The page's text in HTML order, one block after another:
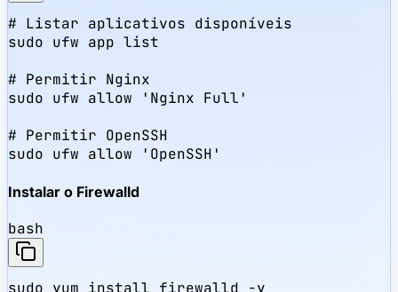
# Listar aplicativos disponíveis
sudo ufw app list
# Permitir Nginx
sudo ufw allow 'Nginx Full'
# Permitir OpenSSH
sudo ufw allow 'OpenSSH'
Instalar o Firewalld
bash
sudo yum install firewalld -y